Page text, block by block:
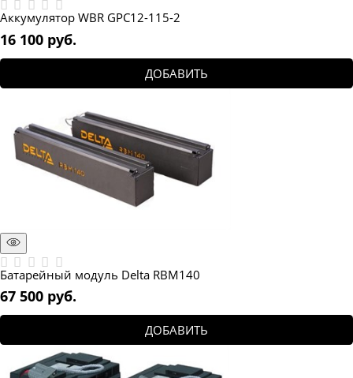
Аккумулятор WBR GPC12-115-2
16 100 руб.
ДОБАВИТЬ
Батарейный модуль Delta RBM140
67 500 руб.
ДОБАВИТЬ